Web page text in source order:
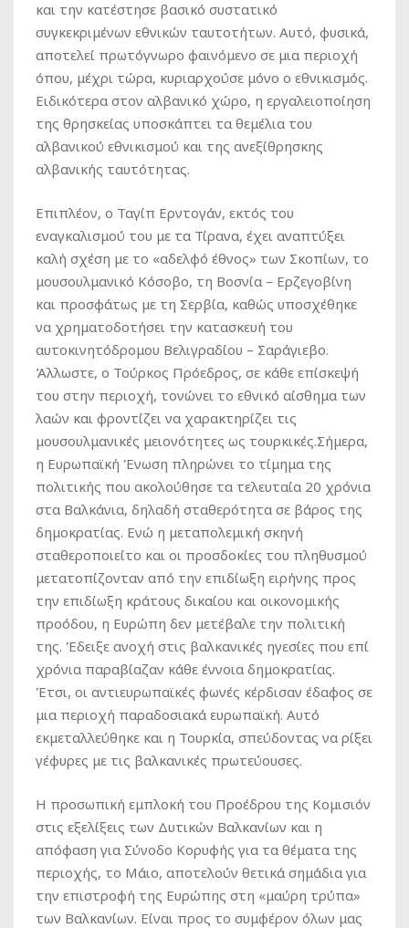
και την κατέστησε βασικό συστατικό
συγκεκριμένων εθνικών ταυτοτήτων. Αυτό, φυσικά,
αποτελεί πρωτόγνωρο φαινόμενο σε μια περιοχή
όπου, μέχρι τώρα, κυριαρχούσε μόνο ο εθνικισμός.
Ειδικότερα στον αλβανικό χώρο, η εργαλειοποίηση
της θρησκείας υποσκάπτει τα θεμέλια του
αλβανικού εθνικισμού και της ανεξίθρησκης
αλβανικής ταυτότητας.
Επιπλέον, ο Ταγίπ Ερντογάν, εκτός του
εναγκαλισμού του με τα Τίρανα, έχει αναπτύξει
καλή σχέση με το «αδελφό έθνος» των Σκοπίων, το
μουσουλμανικό Κόσοβο, τη Βοσνία – Ερζεγοβίνη
και προσφάτως με τη Σερβία, καθώς υποσχέθηκε
να χρηματοδοτήσει την κατασκευή του
αυτοκινητόδρομου Βελιγραδίου – Σαράγιεβο.
Άλλωστε, ο Τούρκος Πρόεδρος, σε κάθε επίσκεψή
του στην περιοχή, τονώνει το εθνικό αίσθημα των
λαών και φροντίζει να χαρακτηρίζει τις
μουσουλμανικές μειονότητες ως τουρκικές.Σήμερα,
η Ευρωπαϊκή Ένωση πληρώνει το τίμημα της
πολιτικής που ακολούθησε τα τελευταία 20 χρόνια
στα Βαλκάνια, δηλαδή σταθερότητα σε βάρος της
δημοκρατίας. Ενώ η μεταπολεμική σκηνή
σταθεροποιείτο και οι προσδοκίες του πληθυσμού
μετατοπίζονταν από την επιδίωξη ειρήνης προς
την επιδίωξη κράτους δικαίου και οικονομικής
προόδου, η Ευρώπη δεν μετέβαλε την πολιτική
της. Έδειξε ανοχή στις βαλκανικές ηγεσίες που επί
χρόνια παραβίαζαν κάθε έννοια δημοκρατίας.
Έτσι, οι αντιευρωπαϊκές φωνές κέρδισαν έδαφος σε
μια περιοχή παραδοσιακά ευρωπαϊκή. Αυτό
εκμεταλλεύθηκε και η Τουρκία, σπεύδοντας να ρίξει
γέφυρες με τις βαλκανικές πρωτεύουσες.
Η προσωπική εμπλοκή του Προέδρου της Κομισιόν
στις εξελίξεις των Δυτικών Βαλκανίων και η
απόφαση για Σύνοδο Κορυφής για τα θέματα της
περιοχής, το Μάιο, αποτελούν θετικά σημάδια για
την επιστροφή της Ευρώπης στη «μαύρη τρύπα»
των Βαλκανίων. Είναι προς το συμφέρον όλων μας